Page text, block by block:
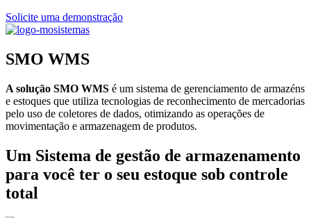
Solicite uma demonstração
SMO WMS
A solução SMO WMS é um sistema de gerenciamento de armazéns
e estoques que utiliza tecnologias de reconhecimento de mercadorias
pelo uso de coletores de dados, otimizando as operações de
movimentação e armazenagem de produtos.
Um Sistema de gestão de armazenamento
para você ter o seu estoque sob controle
total